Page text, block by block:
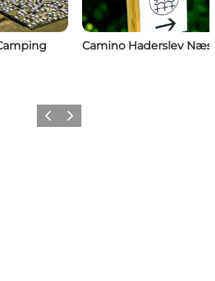
Camino Haderslev Næs
ForrigeNæste